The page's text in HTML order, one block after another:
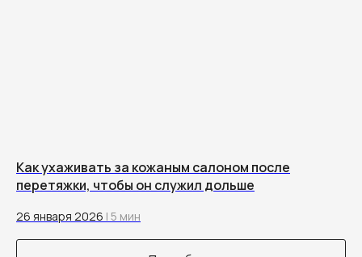
Как ухаживать за кожаным салоном после
перетяжки, чтобы он служил дольше
26 января 2026 | 5 мин